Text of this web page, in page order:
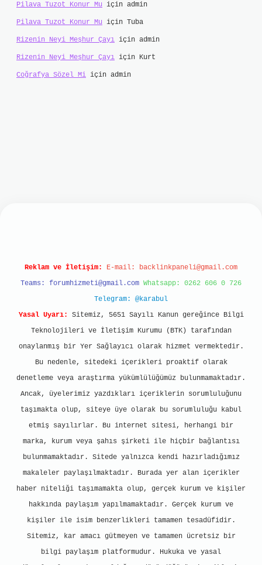
Pilava Tuzot Konur Mu için admin
Pilava Tuzot Konur Mu için Tuba
Rizenin Neyi Meşhur Çayı için admin
Rizenin Neyi Meşhur Çayı için Kurt
Coğrafya Sözel Mi için admin
Reklam ve İletişim: E-mail: backlinkpaneli@gmail.com
Teams: forumhizmeti@gmail.com Whatsapp: 0262 606 0 726
Telegram: @karabul
Yasal Uyarı:
Sitemiz, 5651 Sayılı Kanun gereğince Bilgi
Teknolojileri ve İletişim Kurumu (BTK) tarafından
onaylanmış bir Yer Sağlayıcı olarak hizmet vermektedir.
Bu nedenle, sitedeki içerikleri proaktif olarak
denetleme veya araştırma yükümlülüğümüz bulunmamaktadır.
Ancak, üyelerimiz yazdıkları içeriklerin sorumluluğunu
taşımakta olup, siteye üye olarak bu sorumluluğu kabul
etmiş sayılırlar. Bu internet sitesi, herhangi bir
marka, kurum veya şahıs şirketi ile hiçbir bağlantısı
bulunmamaktadır. Sitede yalnızca kendi hazırladığımız
makaleler paylaşılmaktadır. Burada yer alan içerikler
haber niteliği taşımamakta olup, gerçek kurum ve kişiler
hakkında paylaşım yapılmamaktadır. Gerçek kurum ve
kişiler ile isim benzerlikleri tamamen tesadüfidir.
Sitemiz, kar amacı gütmeyen ve tamamen ücretsiz bir
bilgi paylaşım platformudur. Hukuka ve yasal